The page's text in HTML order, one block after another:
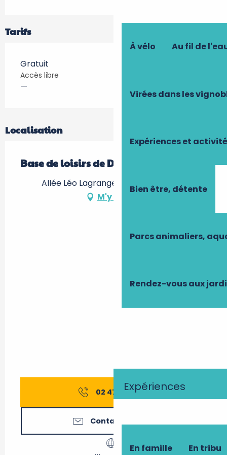
À vélo Au fil de
Virées dans les
Expériences et
Bien être, détente
Parcs animaliers,
Rendez-vous aux
Expériences
En famille En tribu
Tarifs
Gratuit
Accès libre
—
Localisation
Base de loisirs de Descartes
Allée Léo Lagrange, 37160 Descartes
M'y rendre
02 47 91 42▒▒
Contactez-nous